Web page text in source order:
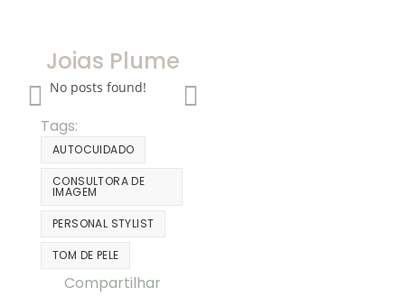
Joias Plume
No posts found!
Tags:
AUTOCUIDADO
CONSULTORA DE
IMAGEM
PERSONAL STYLIST
TOM DE PELE
Compartilhar